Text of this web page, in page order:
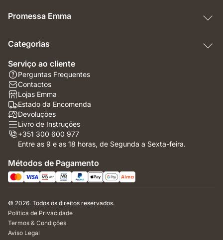
Promessa Emma
Categorias
Serviço ao cliente
Perguntas Frequentes
Contactos
Lojas Emma
Estado da Encomenda
Devoluções
Livro de Instruções
+351 300 600 977
Entre as 9 e as 18 horas, de Segunda a Sexta-feira.
Métodos de Pagamento
© 2026. Todos os direitos reservados.
Política de Privacidade
Termos & Condições
Aviso Legal